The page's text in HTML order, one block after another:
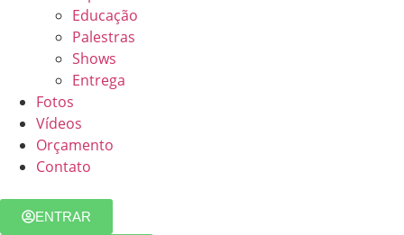
Educação
Palestras
Shows
Entrega
Fotos
Vídeos
Orçamento
Contato
ENTRAR